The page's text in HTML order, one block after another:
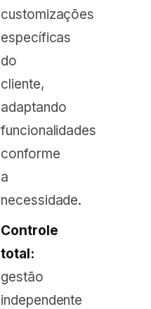
customizações
específicas
do
cliente,
adaptando
funcionalidades
conforme
a
necessidade.
Controle
total:
gestão
independente